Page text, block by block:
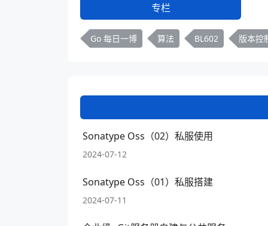
专栏
Go 每日一博 算法 BL602 版本控
Sonatype Oss（02）私服使用
2024-07-12
Sonatype Oss（01）私服搭建
2024-07-11